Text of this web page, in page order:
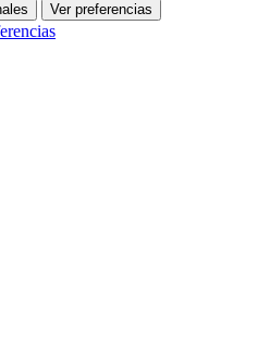
Ver preferencias